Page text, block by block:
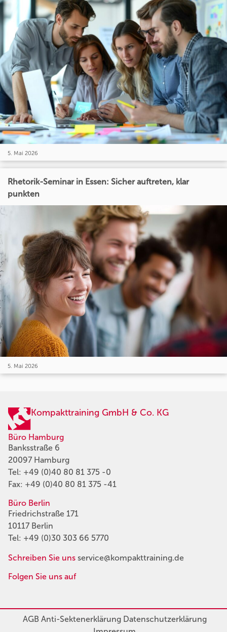
5. Mai 2026
Rhetorik-Seminar in Essen: Sicher auftreten, klar
punkten
5. Mai 2026
Kompakttraining GmbH & Co. KG
Büro Hamburg
Banksstraße 6
20097 Hamburg
Tel: +49 (0)40 80 81 375 -0
Fax: +49 (0)40 80 81 375 -41
Büro Berlin
Friedrichstraße 171
10117 Berlin
Tel: +49 (0)30 303 66 5770
Schreiben Sie uns service@kompakttraining.de
Folgen Sie uns auf
AGBAnti-SektenerklärungDatenschutzerklärung